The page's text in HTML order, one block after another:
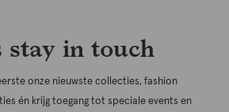
stay in touch
onze nieuwste collecties, fashion
én krijg toegang tot speciale events en